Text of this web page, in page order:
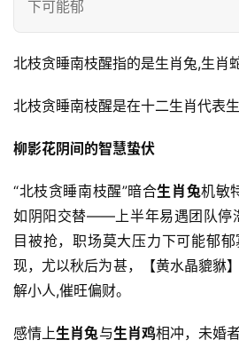
下可能郁
北枝贪睡南枝醒指的是生肖兔,生肖
北枝贪睡南枝醒是在十二生肖代表
柳影花阴间的智慧蛰伏
“北枝贪睡南枝醒”暗合生肖兔机敏
如阴阳交替——上半年易遇团队停
目被抢，职场莫大压力下可能郁
现，尤以秋后为甚，【黄水晶貔貅
解小人,催旺偏财。
感情上生肖兔与生肖鸡相冲，未婚